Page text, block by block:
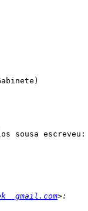
sousa escreveu:
gmail.com